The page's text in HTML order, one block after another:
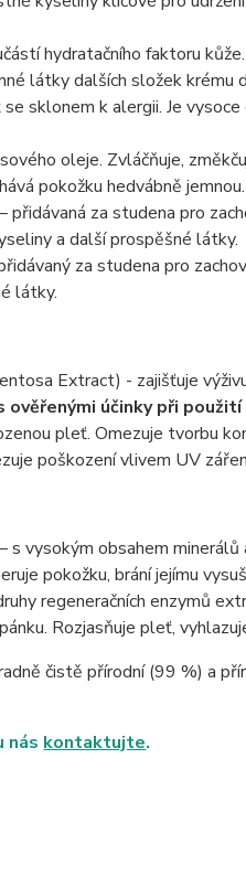
hydratačního faktoru
látky dalších složek krému
sklonem k alergii. Je
oleje. Zvláčňuje,
pokožku hedvábně jemnou.
za studena pro
a další prospěšné látky.
za studena pro
látky.
Extract) - zajišťuje
ověřenými účinky při
pleť. Omezuje tvorbu
poškození vlivem UV
s vysokým obsahem
pokožku, brání jejímu
regeneračních enzymů
Rozjasňuje pleť,
čistě přírodní (99 %) a
nás kontaktujte.